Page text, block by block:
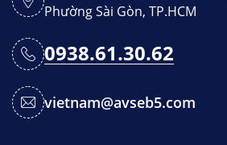
Phường Sài Gòn, TP.HCM
0938.61.30.62
vietnam@avseb5.com